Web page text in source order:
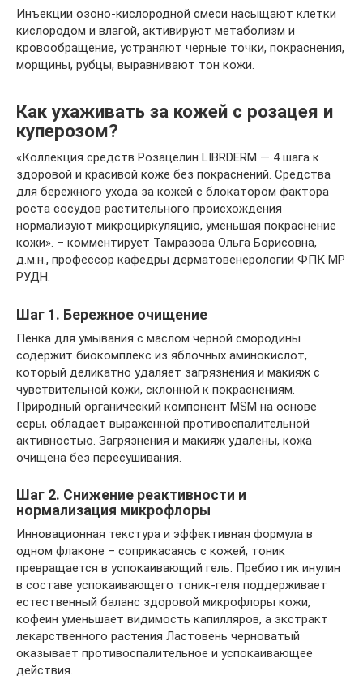
Инъекции озоно-кислородной смеси насыщают клетки
кислородом и влагой, активируют метаболизм и
кровообращение, устраняют черные точки, покраснения,
морщины, рубцы, выравнивают тон кожи.
Как ухаживать за кожей с розацея и
куперозом?
«Коллекция средств Розацелин LIBRDERM — 4 шага к
здоровой и красивой коже без покраснений. Средства
для бережного ухода за кожей с блокатором фактора
роста сосудов растительного происхождения
нормализуют микроциркуляцию, уменьшая покраснение
кожи». – комментирует Тамразова Ольга Борисовна,
д.м.н., профессор кафедры дерматовенерологии ФПК МР
РУДН.
Шаг 1. Бережное очищение
Пенка для умывания с маслом черной смородины
содержит биокомплекс из яблочных аминокислот,
который деликатно удаляет загрязнения и макияж с
чувствительной кожи, склонной к покраснениям.
Природный органический компонент MSM на основе
серы, обладает выраженной противоспалительной
активностью. Загрязнения и макияж удалены, кожа
очищена без пересушивания.
Шаг 2. Снижение реактивности и
нормализация микрофлоры
Инновационная текстура и эффективная формула в
одном флаконе – соприкасаясь с кожей, тоник
превращается в успокаивающий гель. Пребиотик инулин
в составе успокаивающего тоник-геля поддерживает
естественный баланс здоровой микрофлоры кожи,
кофеин уменьшает видимость капилляров, а экстракт
лекарственного растения Ластовень черноватый
оказывает противоспалительное и успокаивающее
действия.